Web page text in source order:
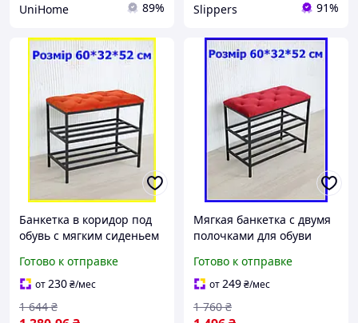
UniHome 89% Slippers 91%
Банкетка в коридор под
обувь с мягким сиденьем
60*32*52 см оранжевая,
полка для обуви
Готово к отправке
от230₴/мес
1 644 ₴
Мягкая банкетка с двумя
полочками для обуви
лавка для обуви в
прихожую лофт
Готово к отправке
от249₴/мес
1 760 ₴